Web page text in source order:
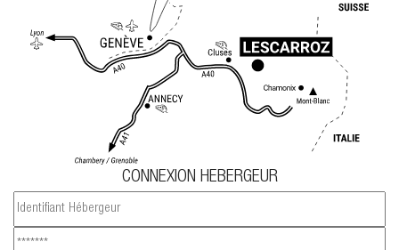
CONNEXION HEBERGEUR